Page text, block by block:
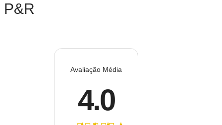
P&R
Avaliação Média
4.0